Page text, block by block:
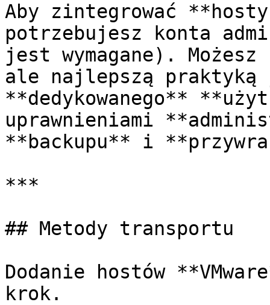
Aby zintegrować
potrzebujesz konta
jest wymagane).
ale najlepszą praktyką
**dedykowanego**
uprawnieniami
**backupu** i
***
## Metody transportu
Dodanie hostów
krok.